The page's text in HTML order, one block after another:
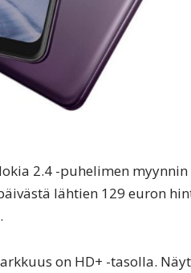
2.4 -puhelimen
lähtien 129 euron
on HD+ -tasolla.